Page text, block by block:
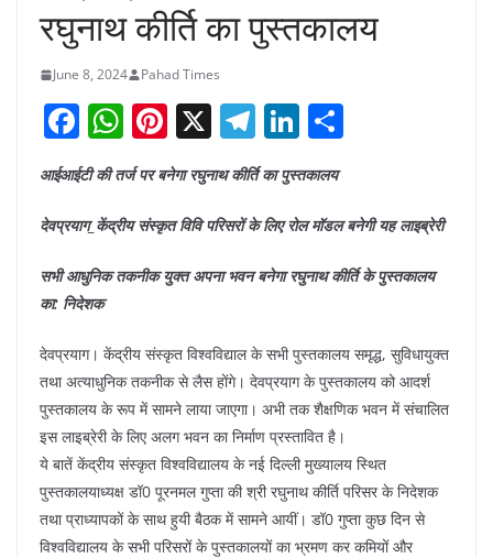
रघुनाथ कीर्ति का पुस्तकालय
June 8, 2024 Pahad Times
F
a
c
e
b
o
k
W
h
at
s
A
p
Pi
nt
er
e
st
X T
el
e
gr
a
m
Li
k
e
dI
n
e
आईआईटी की तर्ज पर बनेगा रघुनाथ कीर्ति का पुस्तकालय
देवप्रयाग_केंद्रीय संस्कृत विवि परिसरों के लिए रोल मॉडल बनेगी यह लाइब्रेरी
सभी आधुनिक तकनीक युक्त अपना भवन बनेगा रघुनाथ कीर्ति के पुस्तकालय
का: निदेशक
देवप्रयाग। केंद्रीय संस्कृत विश्वविद्याल के सभी पुस्तकालय समृद्ध, सुविधायुक्त
तथा अत्याधुनिक तकनीक से लैस होंगे। देवप्रयाग के पुस्तकालय को आदर्श
पुस्तकालय के रूप में सामने लाया जाएगा। अभी तक शैक्षणिक भवन में संचालित
इस लाइब्रेरी के लिए अलग भवन का निर्माण प्रस्तावित है।
ये बातें केंद्रीय संस्कृत विश्वविद्यालय के नई दिल्ली मुख्यालय स्थित
पुस्तकालयाध्यक्ष डॉ0 पूरनमल गुप्ता की श्री रघुनाथ कीर्ति परिसर के निदेशक
तथा प्राध्यापकों के साथ हुयी बैठक में सामने आयीं। डॉ0 गुप्ता कुछ दिन से
विश्वविद्यालय के सभी परिसरों के पुस्तकालयों का भ्रमण कर कमियों और